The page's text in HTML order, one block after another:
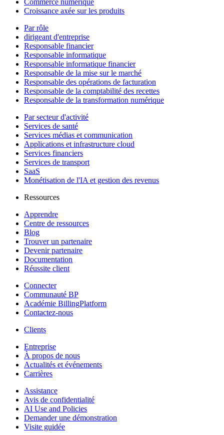
Croissance axée sur les produits
Par rôle
dirigeant d'entreprise
Responsable financier
Responsable informatique
Responsable informatique financier
Responsable de la mise sur le marché
Responsable des opérations de facturation
Responsable de la comptabilité des recettes
Responsable de la transformation numérique
Par secteur d'activité
Services de santé
Services médias et communication
Applications et infrastructure cloud
Services financiers
Services de transport
SaaS
Monétisation de l'IA et gestion des revenus
Ressources
Apprendre
Centre de ressources
Blog
Trouver un partenaire
Devenir partenaire
Documentation
Réussite client
Connecter
Communauté BP
Académie BillingPlatform
Contactez-nous
Clients
Entreprise
À propos de nous
Actualités et événements
Carrières
Assistance
Avis de confidentialité
AI Use and Policies
Demander une démonstration
Visite guidée